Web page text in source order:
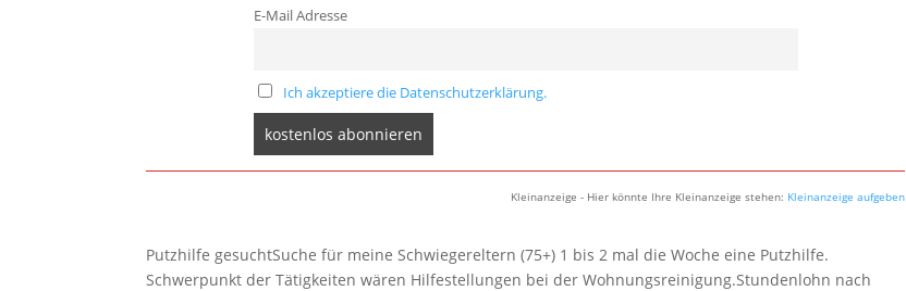
E-Mail Adresse
Ich akzeptiere die Datenschutzerklärung.
Kleinanzeige - Hier könnte Ihre Kleinanzeige stehen: Kleinanzeige aufgeben
Putzhilfe gesuchtSuche für meine Schwiegereltern (75+) 1 bis 2 mal die Woche eine Putzhilfe.
Schwerpunkt der Tätigkeiten wären Hilfestellungen bei der Wohnungsreinigung.Stundenlohn nach